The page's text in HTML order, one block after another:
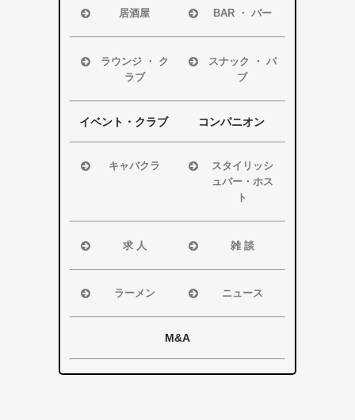
居酒屋
浜松市
磐田市
袋井市
掛川市
その他エリア
BAR ・ バー
浜松市
磐田市
袋井市
掛川市
その他エリア
ラウンジ ・ ク
ラブ
浜松市
磐田市
袋井市
掛川市
スナック ・ パ
ブ
浜松市
磐田市
袋井市
掛川市
その他エリア
イベント・クラブ コンパニオン
キャバクラ
掛川市
その他エリア
スタイリッシ
ュバー・ホス
ト
浜松市
磐田市・袋井
求 人
浜松市
磐田市
雑 談
浜松市
磐田市
ラーメン
浜松市
袋井市
掛川市
ニュース
浜松市・磐田
袋井市・掛川
市
M&A